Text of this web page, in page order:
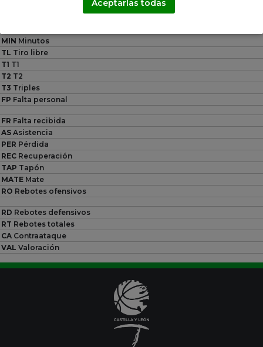
MIN Minutos
TL Tiro libre
T1 T1
T2 T2
T3 Triples
FP Falta personal
FR Falta recibida
AS Asistencia
PER Pérdida
REC Recuperación
TAP Tapón
MATE Mate
RO Rebotes ofensivos
RD Rebotes defensivos
RT Rebotes totales
CA Contraataque
VAL Valoración
Aceptarlas todas